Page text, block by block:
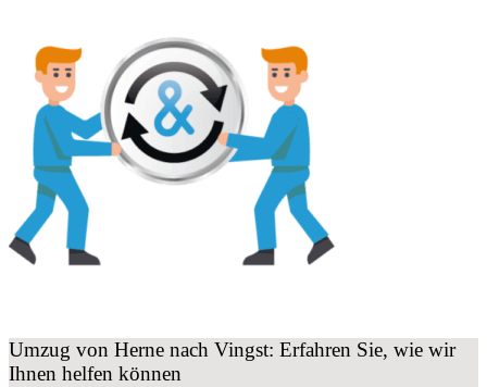
Umzug von Herne nach Vingst: Erfahren Sie, wie wir
Ihnen helfen können